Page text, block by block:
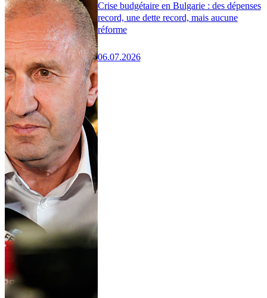
Crise budgétaire en Bulgarie : des dépenses
record, une dette record, mais aucune
réforme
06.07.2026